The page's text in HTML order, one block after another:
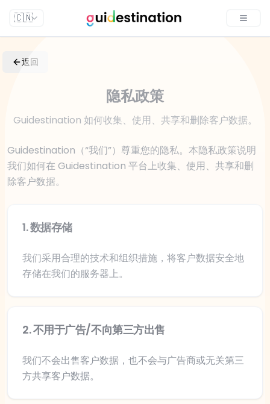
🇨🇳
返回
隐私政策
Guidestination 如何收集、使用、共享和删除客户数据。
Guidestination（“我们”）尊重您的隐私。本隐私政策说明
我们如何在 Guidestination 平台上收集、使用、共享和删
除客户数据。
1.数据存储
我们采用合理的技术和组织措施，将客户数据安全地
存储在我们的服务器上。
2.不用于广告/不向第三方出售
我们不会出售客户数据，也不会与广告商或无关第三
方共享客户数据。